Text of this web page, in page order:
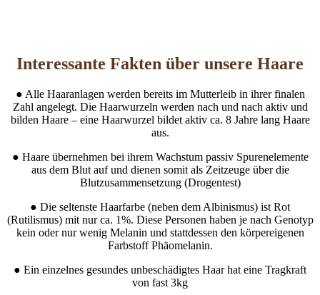
Interessante Fakten über unsere Haare
● Alle Haaranlagen werden bereits im Mutterleib in ihrer finalen
Zahl angelegt. Die Haarwurzeln werden nach und nach aktiv und
bilden Haare – eine Haarwurzel bildet aktiv ca. 8 Jahre lang Haare
aus.
● Haare übernehmen bei ihrem Wachstum passiv Spurenelemente
aus dem Blut auf und dienen somit als Zeitzeuge über die
Blutzusammensetzung (Drogentest)
● Die seltenste Haarfarbe (neben dem Albinismus) ist Rot
(Rutilismus) mit nur ca. 1%. Diese Personen haben je nach Genotyp
kein oder nur wenig Melanin und stattdessen den körpereigenen
Farbstoff Phäomelanin.
● Ein einzelnes gesundes unbeschädigtes Haar hat eine Tragkraft
von fast 3kg